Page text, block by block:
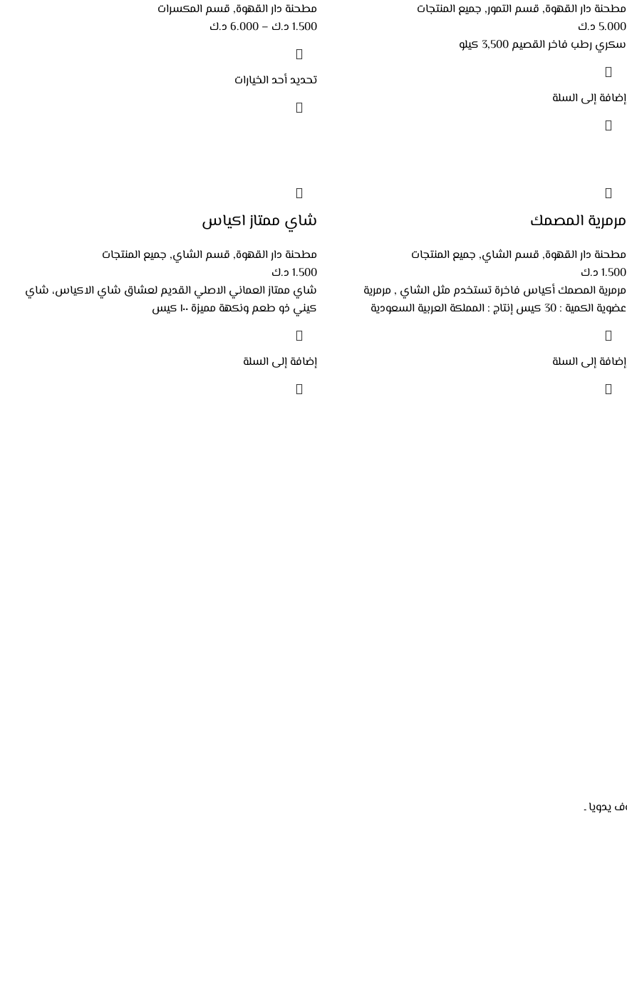
مطحنة دار القهوة, قسم التمور, جميع المنتجات
5.000 د.ك
سكري رطب فاخر القصيم 3,500 كيلو
إضافة إلى السلة
مطحنة دار القهوة, قسم المكسرات
1.500 د.ك –
6.000 د.ك
تحديد أحد الخيارات
مرمرية المصمك
مطحنة دار القهوة, قسم الشاي, جميع المنتجات
1.500 د.ك
مرمرية المصمك أكياس فاخرة تستخدم مثل الشاي , مرمرية
عضوية الكمية : 30 كيس إنتاج : المملكة العربية السعودية
إضافة إلى السلة
شاي ممتاز اكياس
مطحنة دار القهوة, قسم الشاي, جميع المنتجات
1.500 د.ك
شاي ممتاز العماني الاصلي القديم لعشاق شاي الاكياس، شاي
كيني ذو طعم ونكهة مميزة ١٠٠ كيس
إضافة إلى السلة